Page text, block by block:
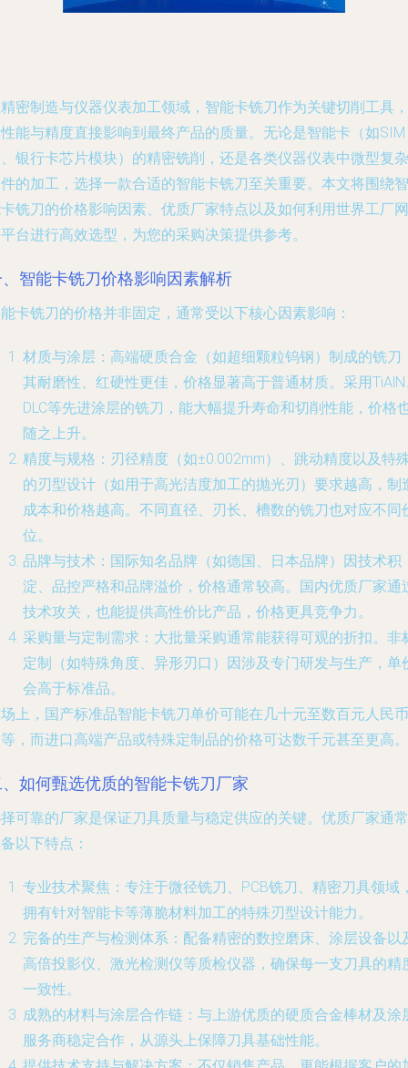
密制造与仪器仪表加工领域，智能卡铣刀作为关键切削工具，
能与精度直接影响到最终产品的质量。无论是智能卡（如SIM
银行卡芯片模块）的精密铣削，还是各类仪器仪表中微型复杂
的加工，选择一款合适的智能卡铣刀至关重要。本文将围绕智
铣刀的价格影响因素、优质厂家特点以及如何利用世界工厂网
台进行高效选型，为您的采购决策提供参考。
智能卡铣刀价格影响因素解析
卡铣刀的价格并非固定，通常受以下核心因素影响：
材质与涂层 ：高端硬质合金（如超细颗粒钨钢）制成的铣刀
其耐磨性、红硬性更佳，价格显著高于普通材质。采用
DLC等先进涂层的铣刀，能大幅提升寿命和切削性能，价格
随之上升。
精度与规格 ：刃径精度（如±0.002mm）、跳动精度以及特
的刃型设计（如用于高光洁度加工的抛光刃）要求越高，制
成本和价格越高。不同直径、刃长、槽数的铣刀也对应不同
位。
品牌与技术 ：国际知名品牌（如德国、日本品牌）因技术积
淀、品控严格和品牌溢价，价格通常较高。国内优质厂家通
技术攻关，也能提供高性价比产品，价格更具竞争力。
采购量与定制需求 ：大批量采购通常能获得可观的折扣。非
定制（如特殊角度、异形刃口）因涉及专门研发与生产，单
会高于标准品。
上，国产标准品智能卡铣刀单价可能在几十元至数百元人民币
，而进口高端产品或特殊定制品的价格可达数千元甚至更高。
如何甄选优质的智能卡铣刀厂家
可靠的厂家是保证刀具质量与稳定供应的关键。优质厂家通常
以下特点：
专业技术聚焦 ：专注于微径铣刀、PCB铣刀、精密刀具领域
拥有针对智能卡等薄脆材料加工的特殊刃型设计能力。
完备的生产与检测体系 ：配备精密的数控磨床、涂层设备以
高倍投影仪、激光检测仪等质检仪器，确保每一支刀具的精
一致性。
成熟的材料与涂层合作链 ：与上游优质的硬质合金棒材及涂
服务商稳定合作，从源头上保障刀具基础性能。